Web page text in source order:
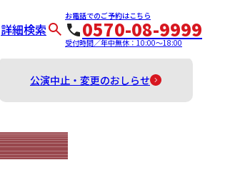
詳細検索
お電話でのご予約はこちら
0570-08-9999
受付時間／年中無休：10:00～18:00
公演中止・変更のおしらせ